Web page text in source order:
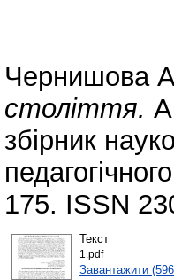
Чернишова
століття.
збірник
175. ISSN
Текст
1.pdf
Завантажити